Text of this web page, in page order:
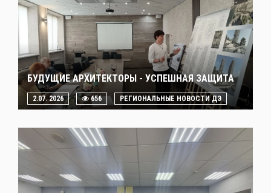
БУДУЩИЕ АРХИТЕКТОРЫ - УСПЕШНАЯ ЗАЩИТА
2.07. 2026 656 РЕГИОНАЛЬНЫЕ НОВОСТИ ДЭ